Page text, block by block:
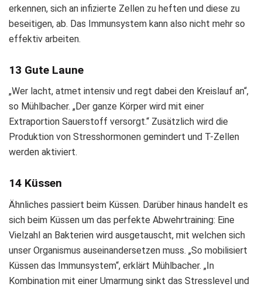
erkennen, sich an infizierte Zellen zu heften und diese zu
beseitigen, ab. Das Immunsystem kann also nicht mehr so
effektiv arbeiten.
13 Gute Laune
„Wer lacht, atmet intensiv und regt dabei den Kreislauf an“,
so Mühlbacher. „Der ganze Körper wird mit einer
Extraportion Sauerstoff versorgt.“ Zusätzlich wird die
Produktion von Stresshormonen gemindert und T-Zellen
werden aktiviert.
14 Küssen
Ähnliches passiert beim Küssen. Darüber hinaus handelt es
sich beim Küssen um das perfekte Abwehrtraining: Eine
Vielzahl an Bakterien wird ausgetauscht, mit welchen sich
unser Organismus auseinandersetzen muss. „So mobilisiert
Küssen das Immunsystem“, erklärt Mühlbacher. „In
Kombination mit einer Umarmung sinkt das Stresslevel und